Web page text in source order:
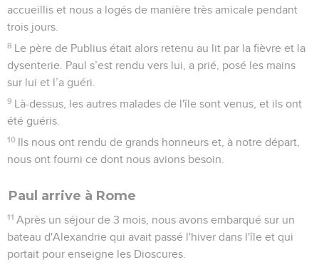
accueillis et nous a logés de manière très amicale pendant
trois jours.
8 Le père de Publius était alors retenu au lit par la fièvre et la
dysenterie. Paul s’est rendu vers lui, a prié, posé les mains
sur lui et l’a guéri.
9 Là-dessus, les autres malades de l'île sont venus, et ils ont
été guéris.
10 Ils nous ont rendu de grands honneurs et, à notre départ,
nous ont fourni ce dont nous avions besoin.
Paul arrive à Rome
11 Après un séjour de 3 mois, nous avons embarqué sur un
bateau d'Alexandrie qui avait passé l'hiver dans l'île et qui
portait pour enseigne les Dioscures.